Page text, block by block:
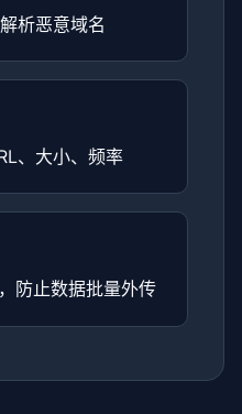
析恶意域名
、大小、频率
防止数据批量外传